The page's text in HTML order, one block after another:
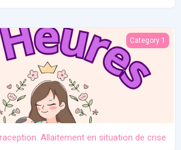
Allaitement en situation de crise
Category 1
Allaitement en situation de crise